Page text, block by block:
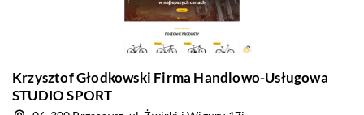
Krzysztof Głodkowski Firma Handlowo-Usługowa
STUDIO SPORT